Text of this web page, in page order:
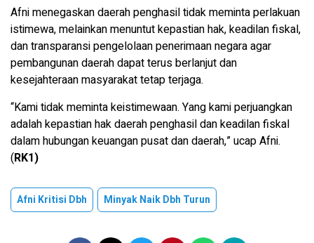
Afni menegaskan daerah penghasil tidak meminta perlakuan
istimewa, melainkan menuntut kepastian hak, keadilan fiskal,
dan transparansi pengelolaan penerimaan negara agar
pembangunan daerah dapat terus berlanjut dan
kesejahteraan masyarakat tetap terjaga.
“Kami tidak meminta keistimewaan. Yang kami perjuangkan
adalah kepastian hak daerah penghasil dan keadilan fiskal
dalam hubungan keuangan pusat dan daerah,” ucap Afni.
(RK1)
Afni Kritisi Dbh Minyak Naik Dbh Turun